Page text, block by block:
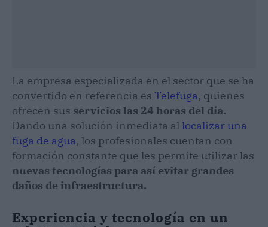
La empresa especializada en el sector que se ha
convertido en referencia es Telefuga, quienes
ofrecen sus servicios las 24 horas del día.
Dando una solución inmediata allocalizar una
fuga de agua, los profesionales cuentan con
formación constante que les permite utilizar las
nuevas tecnologías para así evitar grandes
daños de infraestructura.
Experiencia y tecnología en un